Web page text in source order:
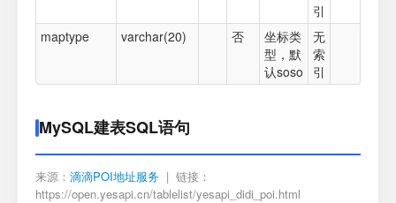
引
maptype
varchar(20) 否
坐标类
型，默
认soso
无
索
引
MySQL建表SQL语句
来源： 滴滴POI地址服务 | 链接：
https://open.yesapi.cn/tablelist/yesapi_didi_poi.html